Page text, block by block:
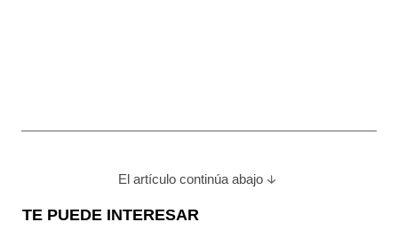
El artículo continúa abajo
TE PUEDE INTERESAR